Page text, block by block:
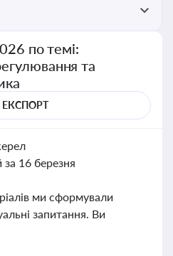
по темі:
та
ЕКСПОРТ
за 16 березня
ми сформували
запитання. Ви